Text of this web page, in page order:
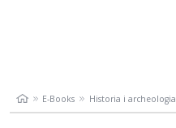
E-Books Historia i archeologia